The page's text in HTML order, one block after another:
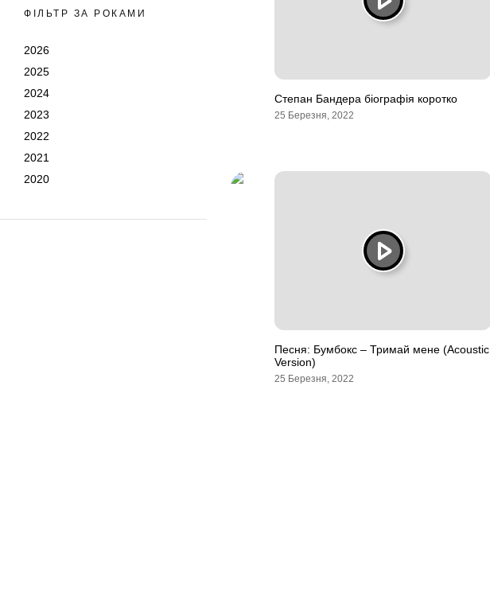
ФІЛЬТР ЗА РОКАМИ
2026
2025
2024
2023
2022
2021
2020
Степан Бандера біографія коротко
25 Березня, 2022
Песня: Бумбокс – Тримай мене (Acoustic
Version)
25 Березня, 2022